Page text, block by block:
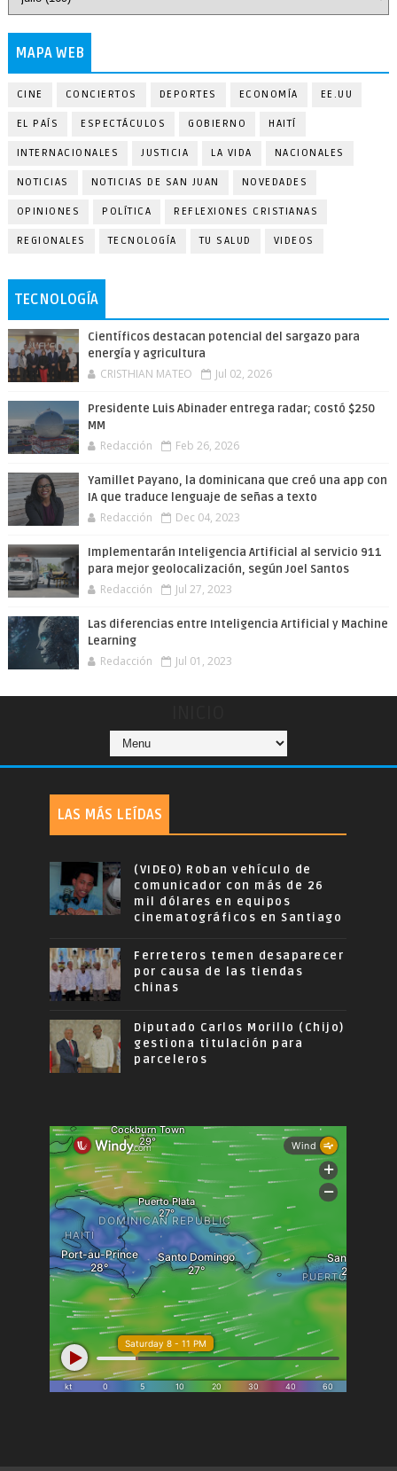
MAPA WEB
CINE CONCIERTOS DEPORTES ECONOMÍA EE.UU
EL PAÍS ESPECTÁCULOS GOBIERNO HAITÍ
INTERNACIONALES JUSTICIA LA VIDA NACIONALES
NOTICIAS NOTICIAS DE SAN JUAN NOVEDADES
OPINIONES POLÍTICA REFLEXIONES CRISTIANAS
REGIONALES TECNOLOGÍA TU SALUD VIDEOS
TECNOLOGÍA
Científicos destacan potencial del sargazo para
energía y agricultura
CRISTHIAN MATEO Jul 02, 2026
Presidente Luis Abinader entrega radar; costó $250
MM
Redacción Feb 26, 2026
Yamillet Payano, la dominicana que creó una app con
IA que traduce lenguaje de señas a texto
Redacción Dec 04, 2023
Implementarán Inteligencia Artificial al servicio 911
para mejor geolocalización, según Joel Santos
Redacción Jul 27, 2023
Las diferencias entre Inteligencia Artificial y Machine
Learning
Redacción Jul 01, 2023
LAS MÁS LEÍDAS
(VIDEO) Roban vehículo de
comunicador con más de 26
mil dólares en equipos
cinematográficos en Santiago
Ferreteros temen desaparecer
por causa de las tiendas
chinas
Diputado Carlos Morillo (Chijo)
gestiona titulación para
parceleros